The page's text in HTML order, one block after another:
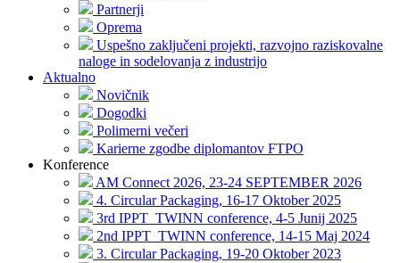
Partnerji
Oprema
Uspešno zaključeni projekti, razvojno raziskovalne
naloge in sodelovanja z industrijo
Aktualno
Novičnik
Dogodki
Polimerni večeri
Karierne zgodbe diplomantov FTPO
Konference
AM Connect 2026, 23-24 SEPTEMBER 2026
4. Circular Packaging, 16-17 Oktober 2025
3rd IPPT_TWINN conference, 4-5 Junij 2025
2nd IPPT_TWINN conference, 14-15 Maj 2024
3. Circular Packaging, 19-20 Oktober 2023